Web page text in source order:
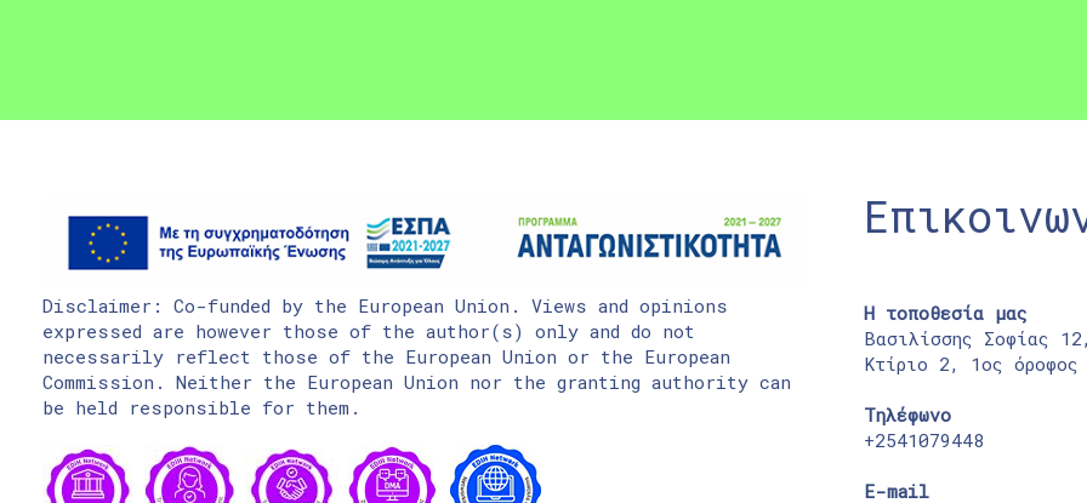
Disclaimer: Co-funded by the European Union. Views and opinions
expressed are however those of the author(s) only and do not
necessarily reflect those of the European Union or the European
Commission. Neither the European Union nor the granting authority can
be held responsible for them.
Η τοποθεσία μας
Βασιλίσσης Σοφίας
Κτίριο 2, 1ος όροφος
Τηλέφωνο
+2541079448
E-mail